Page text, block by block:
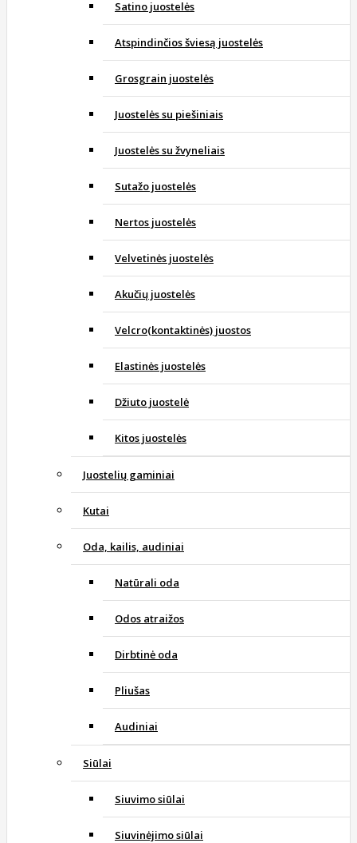
Satino juostelės
Atspindinčios šviesą juostelės
Grosgrain juostelės
Juostelės su piešiniais
Juostelės su žvyneliais
Sutažo juostelės
Nertos juostelės
Velvetinės juostelės
Akučių juostelės
Velcro(kontaktinės) juostos
Elastinės juostelės
Džiuto juostelė
Kitos juostelės
Juostelių gaminiai
Kutai
Oda, kailis, audiniai
Natūrali oda
Odos atraižos
Dirbtinė oda
Pliušas
Audiniai
Siūlai
Siuvimo siūlai
Siuvinėjimo siūlai